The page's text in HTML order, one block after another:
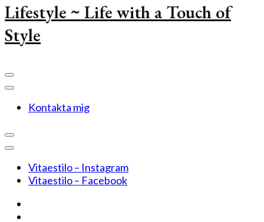
Lifestyle ~ Life with a Touch of
Style
Kontakta mig
Vitaestilo – Instagram
Vitaestilo – Facebook